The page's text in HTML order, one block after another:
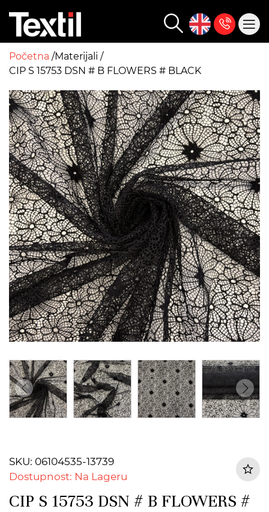
Početna Materijali
CIP S 15753 DSN # B FLOWERS # BLACK
SKU: 06104535-13739
Dostupnost: Na Lageru
CIP S 15753 DSN # B FLOWERS #